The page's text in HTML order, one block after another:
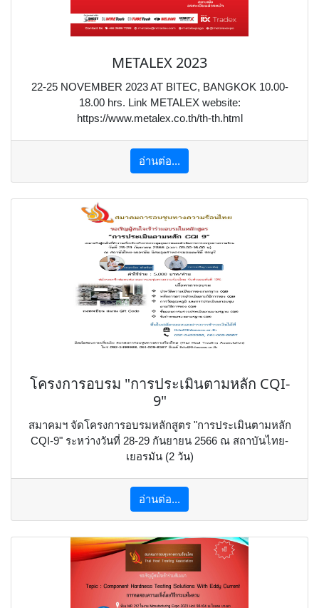
METALEX 2023
22-25 NOVEMBER 2023 AT BITEC, BANGKOK 10.00-
18.00 hrs. Link METALEX website:
https://www.metalex.co.th/th-th.html
อ่านต่อ...
โครงการอบรม "การประเมินตามหลัก CQI-
9"
สมาคมฯ จัดโครงการอบรมหลักสูตร "การประเมินตามหลัก
CQI-9" ระหว่างวันที่ 28-29 กันยายน 2566 ณ สถาบันไทย-
เยอรมัน (2 วัน)
อ่านต่อ...